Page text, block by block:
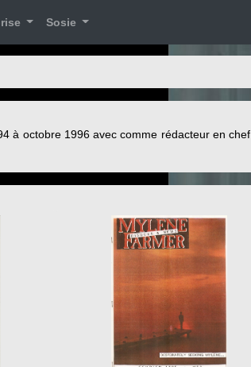
Sosie
à octobre 1996 avec comme rédacteur en chef